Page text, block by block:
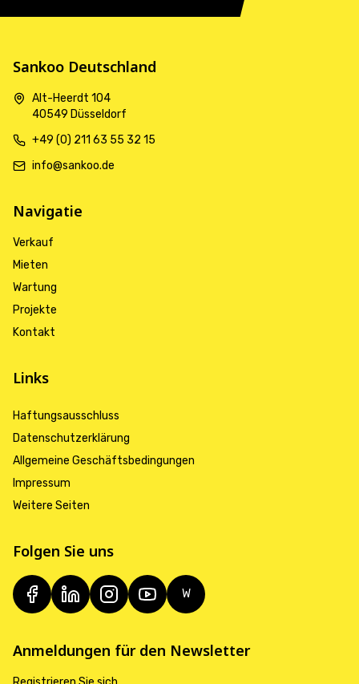
Sankoo Deutschland
Alt-Heerdt 104
40549 Düsseldorf
+49 (0) 211 63 55 32 15
info@sankoo.de
Navigatie
Verkauf
Mieten
Wartung
Projekte
Kontakt
Links
Haftungsausschluss
Datenschutzerklärung
Allgemeine Geschäftsbedingungen
Impressum
Weitere Seiten
Folgen Sie uns
W
Anmeldungen für den Newsletter